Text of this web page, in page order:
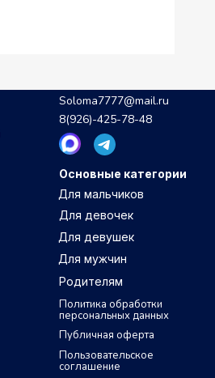
Публичная оферта
Пользовательское
соглашение
Политика обработки
персональных данных
Soloma7777@mail.ru
8(926)-425-78-48
Основные категории
Родителям
Для мужчин
Для девушек
Для мальчиков
Для девочек